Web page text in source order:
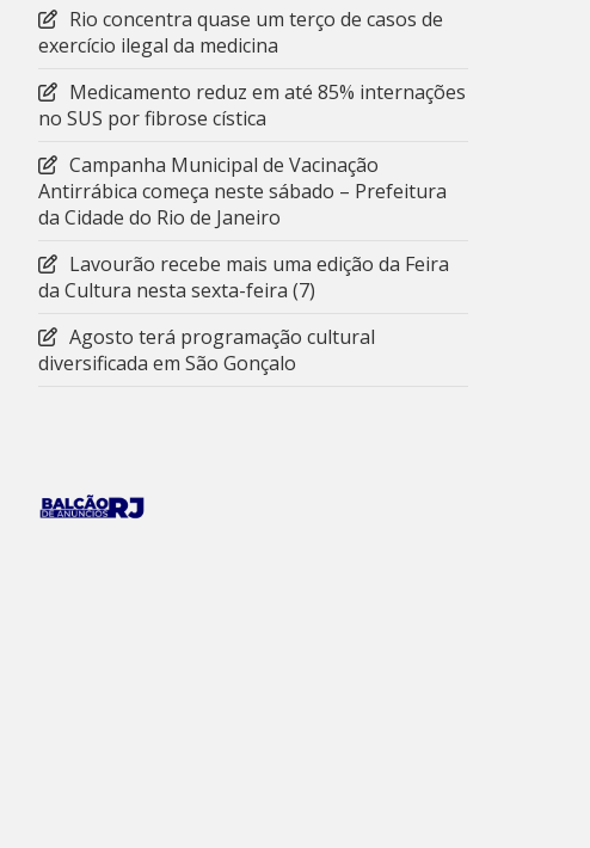
Rio concentra quase um terço de casos de
exercício ilegal da medicina
Medicamento reduz em até 85% internações
no SUS por fibrose cística
Campanha Municipal de Vacinação
Antirrábica começa neste sábado – Prefeitura
da Cidade do Rio de Janeiro
Lavourão recebe mais uma edição da Feira
da Cultura nesta sexta-feira (7)
Agosto terá programação cultural
diversificada em São Gonçalo